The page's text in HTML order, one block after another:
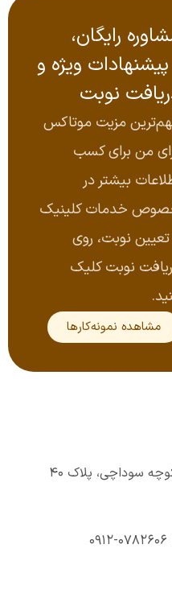
رایگان،
پیشنهادات ویژه و
نوبت
مزیت موتاکس
من برای کسب
بیشتر در
خدمات کلینیک
نوبت، روی
نوبت کلیک
مشاهده نمونه‌کارها
سوداچی، پلاک ۴۰
0912-0782606